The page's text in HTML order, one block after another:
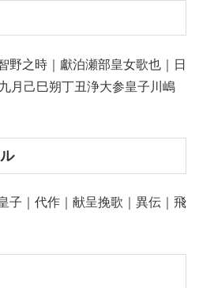
野之時｜獻泊瀬部皇女歌也｜日
月己巳朔丁丑浄大参皇子川嶋
子｜代作｜献呈挽歌｜異伝｜飛